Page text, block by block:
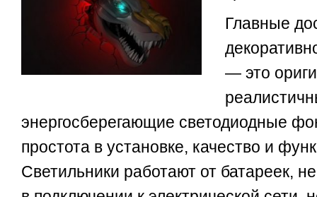
Главные
— это
энергосберегающие светодиодные
простота в установке, качество и
Светильники работают от батареек,